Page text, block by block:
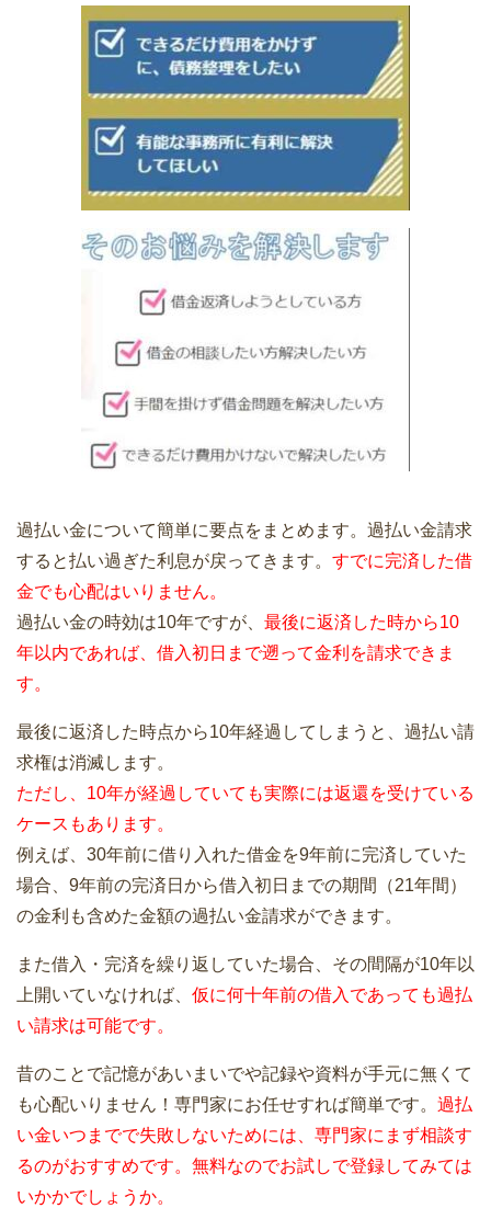
過払い金について簡単に要点をまとめます。過払い金請求
すると払い過ぎた利息が戻ってきます。 すでに完済した借
金でも心配はいりません。
過払い金の時効は10年ですが、 最後に返済した時から10
年以内であれば、借入初日まで遡って金利を請求できま
す。
最後に返済した時点から10年経過してしまうと、過払い請
求権は消滅します。
ただし、10年が経過していても実際には返還を受けている
ケースもあります。
例えば、30年前に借り入れた借金を9年前に完済していた
場合、9年前の完済日から借入初日までの期間（21年間）
の金利も含めた金額の過払い金請求ができます。
また借入・完済を繰り返していた場合、その間隔が10年以
上開いていなければ、 仮に何十年前の借入であっても過払
い請求は可能です。
昔のことで記憶があいまいでや記録や資料が手元に無くて
も心配いりません！専門家にお任せすれば簡単です。 過払
い金いつまでで失敗しないためには、専門家にまず相談す
るのがおすすめです。無料なのでお試しで登録してみては
いかかでしょうか。